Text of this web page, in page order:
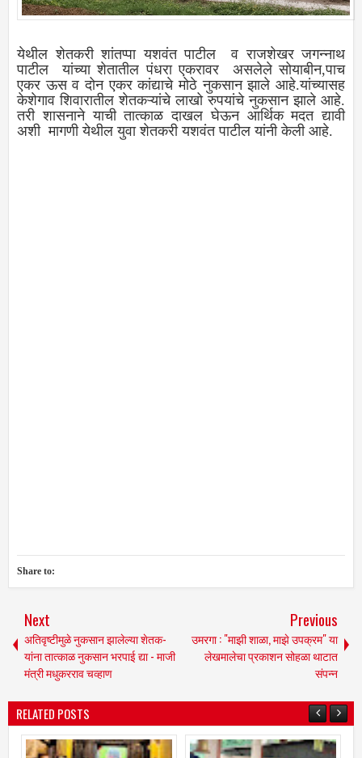
येथील शेतकरी शांतप्पा यशवंत पाटील व राजशेखर जगन्नाथ
पाटील यांच्या शेतातील पंधरा एकरावर असलेले सोयाबीन,पाच
एकर ऊस व दोन एकर कांद्याचे मोठे नुकसान झाले आहे.यांच्यासह
केशेगाव शिवारातील शेतकऱ्यांचे लाखो रुपयांचे नुकसान झाले आहे.
तरी शासनाने याची तात्काळ दाखल घेऊन आर्थिक मदत द्यावी
अशी मागणी येथील युवा शेतकरी यशवंत पाटील यांनी केली आहे.
Share to:
Next
अतिवृष्टीमुळे नुकसान झालेल्या शेतक-
यांना तात्काळ नुकसान भरपाई द्या - माजी
मंत्री मधुकरराव चव्हाण
Previous
उमरगा : "माझी शाळा, माझे उपक्रम" या
लेखमालेचा प्रकाशन सोहळा थाटात
संपन्न
RELATED POSTS